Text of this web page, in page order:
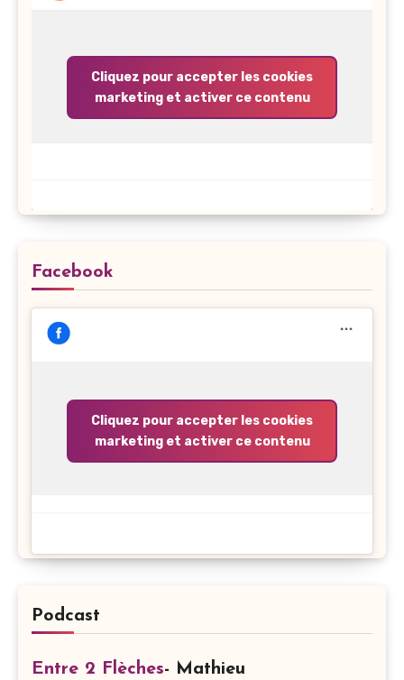
Cliquez pour accepter les cookies
marketing et activer ce contenu
Facebook
Cliquez pour accepter les cookies
marketing et activer ce contenu
Podcast
Entre 2 Flèches- Mathieu